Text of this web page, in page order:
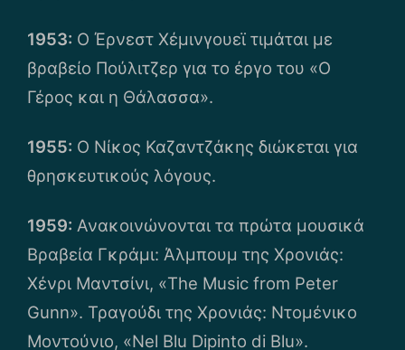
1953: Ο Έρνεστ Χέμινγουεϊ τιμάται με
βραβείο Πούλιτζερ για το έργο του «Ο
Γέρος και η Θάλασσα».
1955: Ο Νίκος Καζαντζάκης διώκεται για
θρησκευτικούς λόγους.
1959: Ανακοινώνονται τα πρώτα μουσικά
Βραβεία Γκράμι: Άλμπουμ της Χρονιάς:
Χένρι Μαντσίνι, «The Music from Peter
Gunn». Τραγούδι της Χρονιάς: Ντομένικο
Μοντούνιο, «Nel Blu Dipinto di Blu».